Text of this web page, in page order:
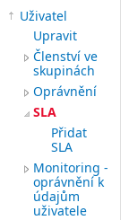
Uživatel
Upravit
Členství ve
skupinách
Oprávnění
SLA
Přidat
SLA
Monitoring -
oprávnění k
údajům
uživatele